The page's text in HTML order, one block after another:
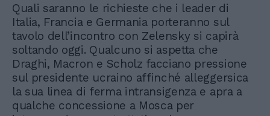
Quali saranno le richieste che i leader di
Italia, Francia e Germania porteranno sul
tavolo dell’incontro con Zelensky si capirà
soltando oggi. Qualcuno si aspetta che
Draghi, Macron e Scholz facciano pressione
sul presidente ucraino affinché alleggersica
la sua linea di ferma intransigenza e apra a
qualche concessione a Mosca per